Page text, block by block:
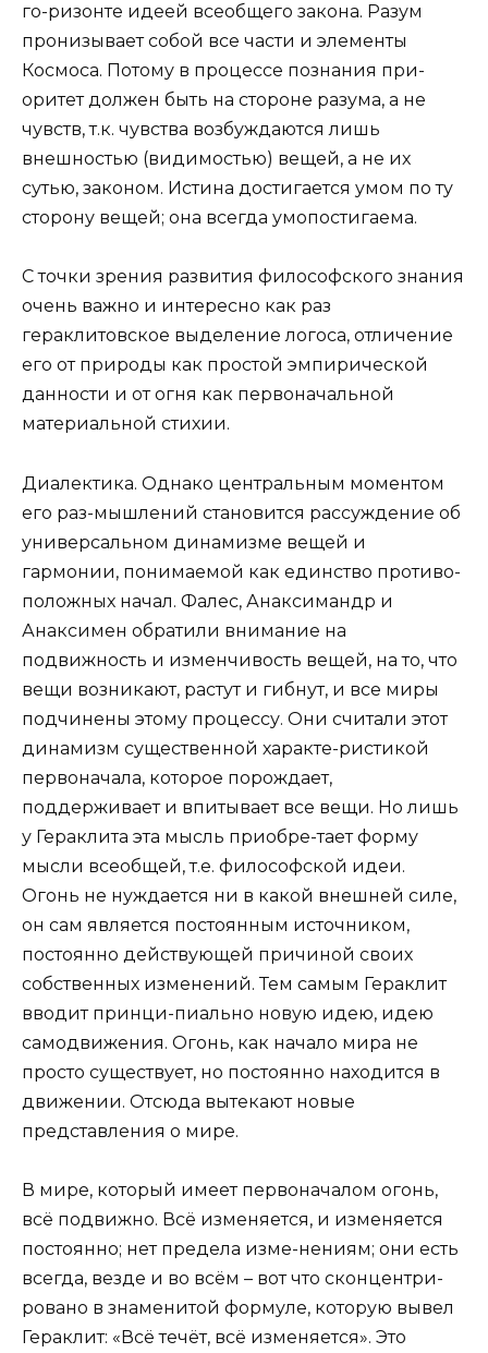
го-ризонте идеей всеобщего закона. Разум
пронизывает собой все части и элементы
Космоса. Потому в процессе познания при-
оритет должен быть на стороне разума, а не
чувств, т.к. чувства возбуждаются лишь
внешностью (видимостью) вещей, а не их
сутью, законом. Истина достигается умом по ту
сторону вещей; она всегда умопостигаема.
С точки зрения развития философского знания
очень важно и интересно как раз
гераклитовское выделение логоса, отличение
его от природы как простой эмпирической
данности и от огня как первоначальной
материальной стихии.
Диалектика. Однако центральным моментом
его раз-мышлений становится рассуждение об
универсальном динамизме вещей и
гармонии, понимаемой как единство противо-
положных начал. Фалес, Анаксимандр и
Анаксимен обратили внимание на
подвижность и изменчивость вещей, на то, что
вещи возникают, растут и гибнут, и все миры
подчинены этому процессу. Они считали этот
динамизм существенной характе-ристикой
первоначала, которое порождает,
поддерживает и впитывает все вещи. Но лишь
у Гераклита эта мысль приобре-тает форму
мысли всеобщей, т.е. философской идеи.
Огонь не нуждается ни в какой внешней силе,
он сам является постоянным источником,
постоянно действующей причиной своих
собственных изменений. Тем самым Гераклит
вводит принци-пиально новую идею, идею
самодвижения. Огонь, как начало мира не
просто существует, но постоянно находится в
движении. Отсюда вытекают новые
представления о мире.
В мире, который имеет первоначалом огонь,
всё подвижно. Всё изменяется, и изменяется
постоянно; нет предела изме-нениям; они есть
всегда, везде и во всём – вот что сконцентри-
ровано в знаменитой формуле, которую вывел
Гераклит: «Всё течёт, всё изменяется». Это